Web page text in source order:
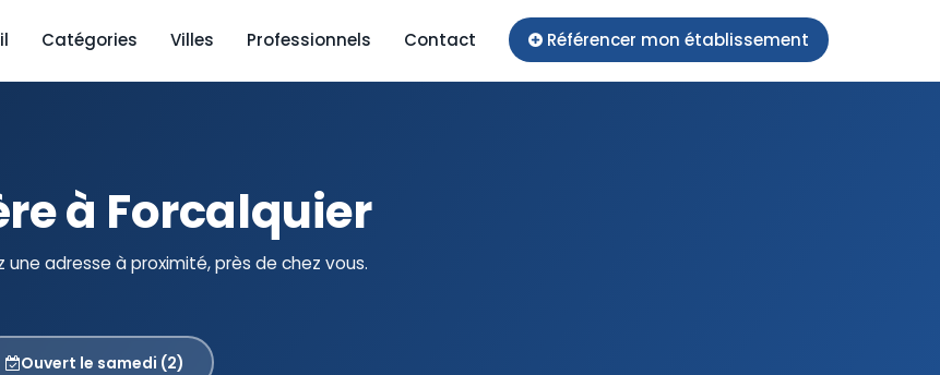
Catégories Villes Professionnels Contact Référencer mon établissement
à Forcalquier
adresse à proximité, près de chez vous.
Ouvert le samedi (2)